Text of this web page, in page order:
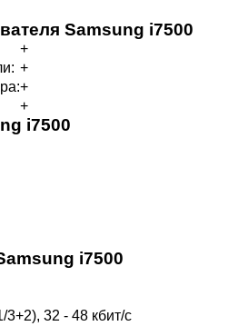
Samsung i7500
+
+
+
+
i7500
i7500
3+2), 32 - 48 кбит/с